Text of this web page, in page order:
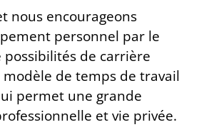
nous encourageons
personnel par le
de carrière
de temps de travail
permet une grande
et vie privée.